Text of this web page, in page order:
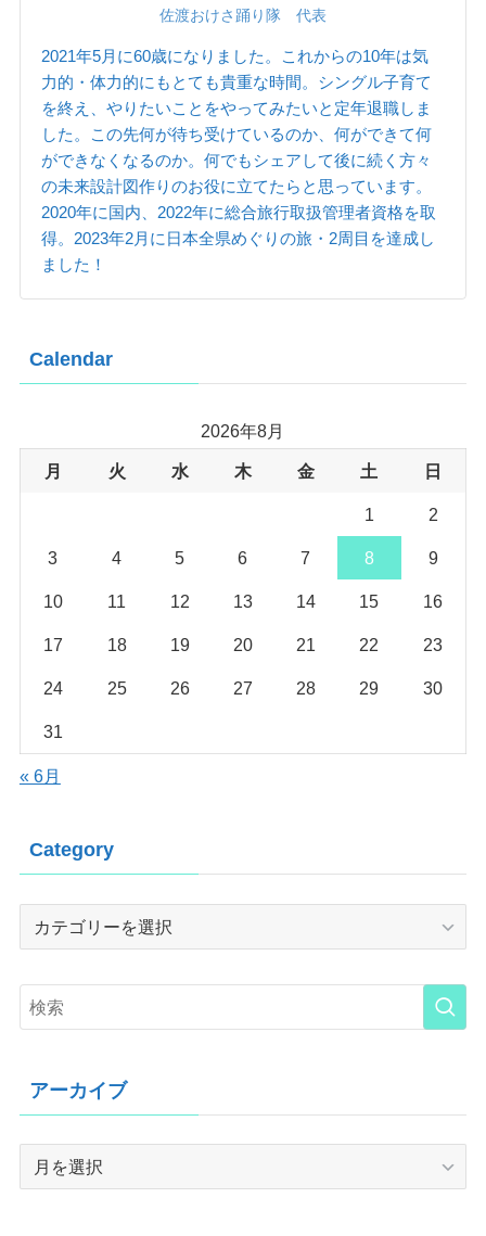
佐渡おけさ踊り隊 代表
2021年5月に60歳になりました。これからの10年は気
力的・体力的にもとても貴重な時間。シングル子育て
を終え、やりたいことをやってみたいと定年退職しま
した。この先何が待ち受けているのか、何ができて何
ができなくなるのか。何でもシェアして後に続く方々
の未来設計図作りのお役に立てたらと思っています。
2020年に国内、2022年に総合旅行取扱管理者資格を取
得。2023年2月に日本全県めぐりの旅・2周目を達成し
ました！
Calendar
2026年8月
月 火 水 木 金 土 日
1 2
3 4 5 6 7 8 9
10 11 12 13 14 15 16
17 18 19 20 21 22 23
24 25 26 27 28 29 30
31
« 6月
Category
Category
アーカイブ